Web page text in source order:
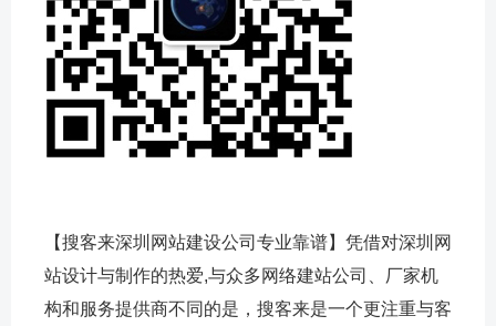
【搜客来深圳网站建设公司专业靠谱】凭借对深圳网
站设计与制作的热爱,与众多网络建站公司、厂家机
构和服务提供商不同的是，搜客来是一个更注重与客